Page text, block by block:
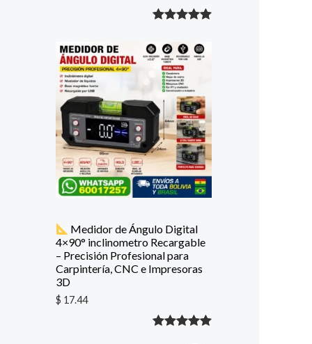
con 5.00de
5 en base
avaloración
de un
cliente
Medidor de Ángulo Digital
4×90° inclinometro Recargable
– Precisión Profesional para
Carpintería, CNC e Impresoras
3D
$ 17.44